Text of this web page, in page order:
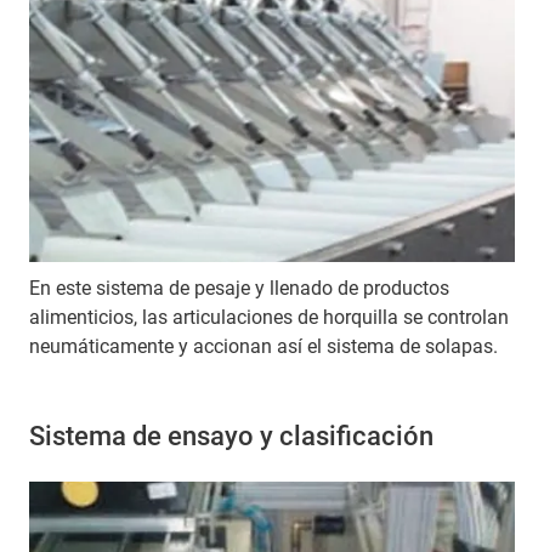
En este sistema de pesaje y llenado de productos
alimenticios, las articulaciones de horquilla se controlan
neumáticamente y accionan así el sistema de solapas.
Sistema de ensayo y clasificación